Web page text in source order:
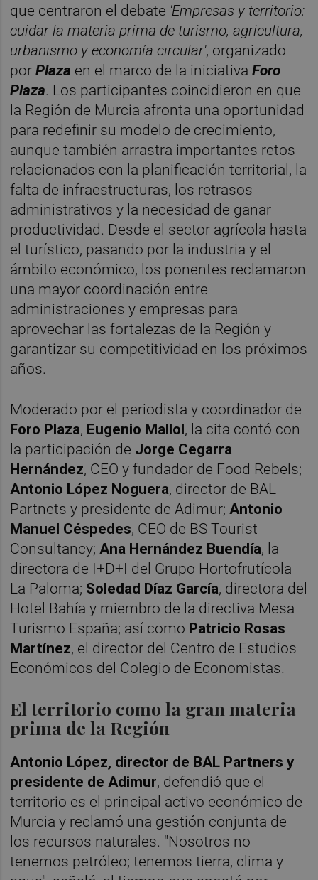
que centraron el debate 'Empresas y territorio:
cuidar la materia prima de turismo, agricultura,
urbanismo y economía circular', organizado
porPlaza en el marco de la iniciativaForo
Plaza. Los participantes coincidieron en que
la Región de Murcia afronta una oportunidad
para redefinir su modelo de crecimiento,
aunque también arrastra importantes retos
relacionados con la planificación territorial, la
falta de infraestructuras, los retrasos
administrativos y la necesidad de ganar
productividad. Desde el sector agrícola hasta
el turístico, pasando por la industria y el
ámbito económico, los ponentes reclamaron
una mayor coordinación entre
administraciones y empresas para
aprovechar las fortalezas de la Región y
garantizar su competitividad en los próximos
años.
Moderado por el periodista y coordinador de
Foro Plaza, Eugenio Mallol, la cita contó con
la participación de Jorge Cegarra
Hernández, CEO y fundador de Food Rebels;
Antonio López Noguera, director de BAL
Partnets y presidente de Adimur; Antonio
Manuel Céspedes, CEO de BS Tourist
Consultancy; Ana Hernández Buendía, la
directora de I+D+I del Grupo Hortofrutícola
La Paloma; Soledad Díaz García, directora del
Hotel Bahía y miembro de la directiva Mesa
Turismo España; así como Patricio Rosas
Martínez, el director del Centro de Estudios
Económicos del Colegio de Economistas.
El territorio como la gran materia
prima de la Región
Antonio López, director de BAL Partners y
presidente de Adimur, defendió que el
territorio es el principal activo económico de
Murcia y reclamó una gestión conjunta de
los recursos naturales. "Nosotros no
tenemos petróleo; tenemos tierra, clima y